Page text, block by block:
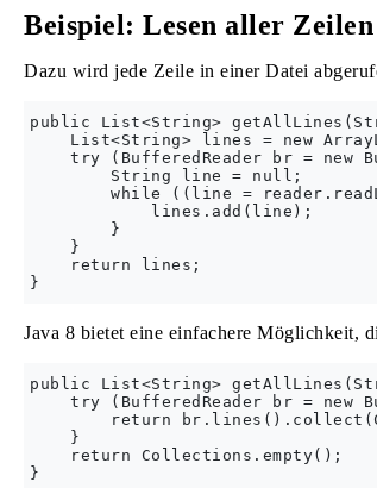
Beispiel: Lesen aller
Dazu wird jede Zeile in einer Datei
public List<String>
List<String> lines = new
try (BufferedReader br = new
        String line = null;
while ((line =
            lines.add(line);
        }
    }
    return lines;
Java 8 bietet eine einfachere Möglichkeit,
public List<String>
try (BufferedReader br = new
return
    }
    return Collections.empty();